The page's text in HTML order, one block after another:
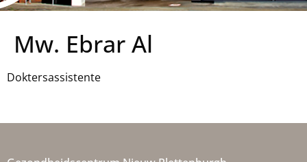
Mw. Ebrar Al
Doktersassistente